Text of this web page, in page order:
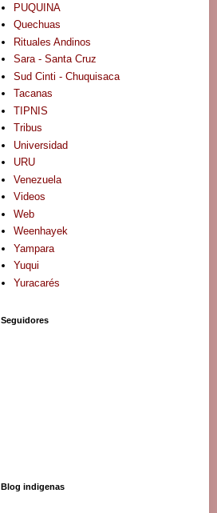
PUQUINA
Quechuas
Rituales Andinos
Sara - Santa Cruz
Sud Cinti - Chuquisaca
Tacanas
TIPNIS
Tribus
Universidad
URU
Venezuela
Videos
Web
Weenhayek
Yampara
Yuqui
Yuracarés
Seguidores
Blog indigenas